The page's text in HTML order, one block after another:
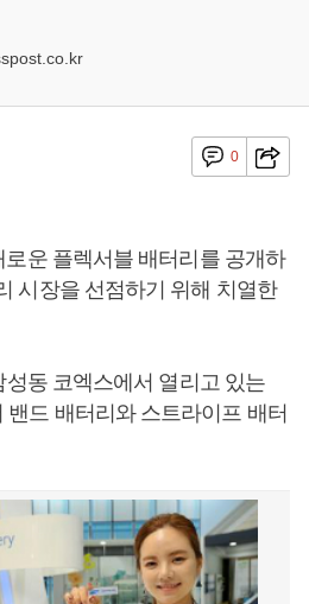
0
운 플렉서블 배터리를 공개하
시장을 선점하기 위해 치열한
동 코엑스에서 열리고 있는
드 배터리와 스트라이프 배터